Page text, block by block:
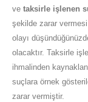
ve taksirle işlenen
şekilde zarar
olayı
olacaktır. Taksirle
ihmalinden
suçlara örnek
zarar vermiştir.